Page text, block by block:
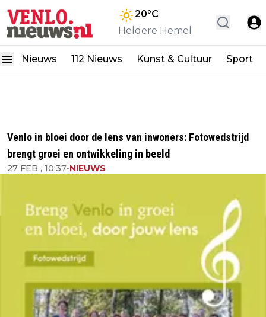
20°C
Heldere Hemel
Nieuws 112 Nieuws Kunst & Cultuur Sport
Venlo in bloei door de lens van inwoners: Fotowedstrijd
brengt groei en ontwikkeling in beeld
27 FEB , 10:37•NIEUWS